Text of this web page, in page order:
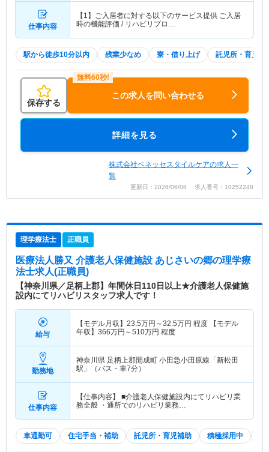
仕事内容
【1】ご入居者に対する以下のサービス提供 ご入居
時の機能評価 / リハビリプロ…
駅から徒歩10分以内 残業少なめ 寮・借り上げ 託児所・育児補
保存する
この求人を問い合わせる
詳細を見る
株式会社ベネッセスタイルケアの求人一
覧
更新日：2026/06/08 求人番号：10252248
理学療法士 正職員
医療法人勝又 介護老人保健施設 あじさいの郷の理学療
法士求人(正職員)
【神奈川県／足柄上郡】年間休日110日以上★介護老人保健施
設内にてリハビリスタッフ求人です！
給与
【モデル月収】 23.5万円～32.5万円 程度 【モデル
年収】 366万円～510万円 程度
勤務地
神奈川県 足柄上郡開成町 小田急小田原線「新松田
駅」（バス・車7分）
仕事内容
【仕事内容】 ■介護老人保健施設内にてリハビリ業
務全般 ・通所でのリハビリ業務…
車通勤可 住宅手当・補助 託児所・育児補助 積極採用中